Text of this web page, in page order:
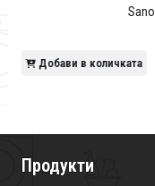
Добави в количката
Продукти